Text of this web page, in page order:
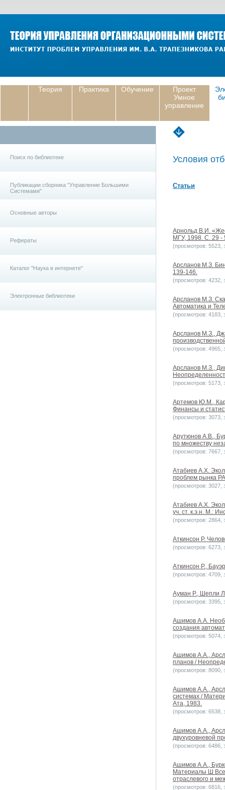
Теория Практика Обучение
Проект
Умное
управление
Поиск по библиотеке
Публикации сборника "Управление Большими
Системами"
Основные авторы
Рефераты
Каталог "Наука в интернете"
Электронные библиотеки
Условия
Статьи
Арнольд В.И.
МГУ, 1998. С. 29 -
(просмотров: 5523,
Арсланов М.З.
139-146.
(просмотров: 4232,
Арсланов М.З.
Автоматика и
(просмотров: 4183,
Арсланов М.З.,
(просмотров: 4965,
Арсланов М.З.,
(просмотров: 5173,
Артемов Ю.М.,
Финансы и
(просмотров: 3073,
Арутюнов А.В.,
по множеству
(просмотров: 7667,
Атабиев А.Х.
проблем рынка
(просмотров: 3027,
Атабиев А.Х.
уч. ст. к.э.н. М.:
(просмотров: 2864,
Аткинсон Р.
(просмотров: 6273,
Аткинсон Р.,
(просмотров: 4709,
Ауман Р., Шепли
(просмотров: 3395,
Ашимов А.А.
создания
(просмотров: 5074,
Ашимов А.А.,
планов /
(просмотров: 8090,
Ашимов А.А.,
системах /
Ата, 1983.
(просмотров: 6538,
Ашимов А.А.,
двухуровневой
(просмотров: 6486,
Ашимов А.А.,
Материалы Ш
отраслевого и
(просмотров: 6816,